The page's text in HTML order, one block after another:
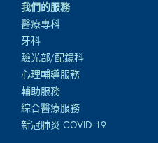
我們的服務
醫療專科
牙科
驗光部/配鏡科
心理輔導服務
輔助服務
綜合醫療服務
新冠肺炎 COVID-19